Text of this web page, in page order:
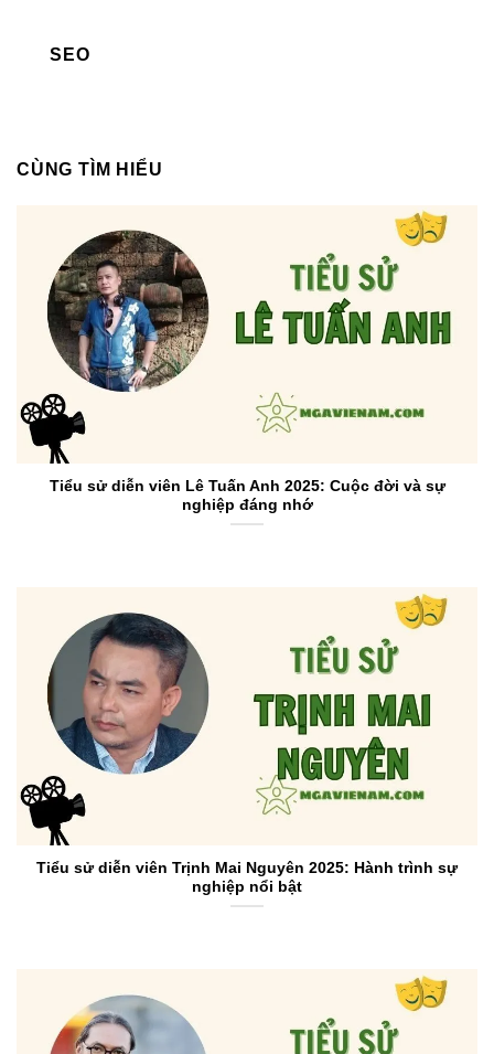
SEO
CÙNG TÌM HIỂU
Tiểu sử diễn viên Lê Tuấn Anh 2025: Cuộc đời và sự
nghiệp đáng nhớ
Tiểu sử diễn viên Trịnh Mai Nguyên 2025: Hành trình sự
nghiệp nổi bật